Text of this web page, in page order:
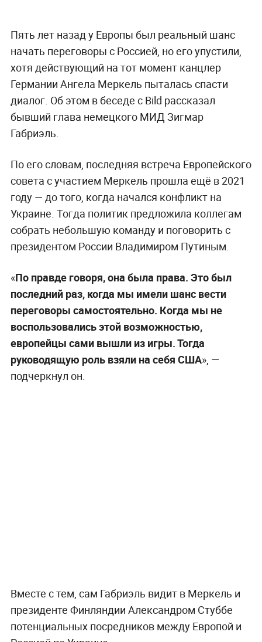
Пять лет назад у Европы был реальный шанс
начать переговоры с Россией, но его упустили,
хотя действующий на тот момент канцлер
Германии Ангела Меркель пыталась спасти
диалог. Об этом в беседе с Bild рассказал
бывший глава немецкого МИД Зигмар
Габриэль.
По его словам, последняя встреча Европейского
совета с участием Меркель прошла ещё в 2021
году — до того, когда начался конфликт на
Украине. Тогда политик предложила коллегам
собрать небольшую команду и поговорить с
президентом России Владимиром Путиным.
«По правде говоря, она была права. Это был
последний раз, когда мы имели шанс вести
переговоры самостоятельно. Когда мы не
воспользовались этой возможностью,
европейцы сами вышли из игры. Тогда
руководящую роль взяли на себя США», —
подчеркнул он.
Вместе с тем, сам Габриэль видит в Меркель и
президенте Финляндии Александром Стуббе
потенциальных посредников между Европой и